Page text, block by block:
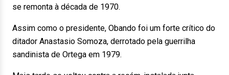
se remonta à década de 1970.
Assim como o presidente, Obando foi um forte crítico do
ditador Anastasio Somoza, derrotado pela guerrilha
sandinista de Ortega em 1979.